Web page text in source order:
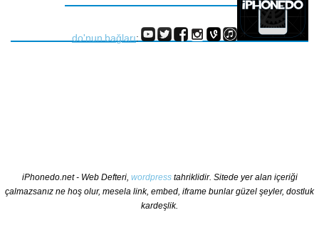
do'nun bağları:
iPhonedo.net - Web Defteri, wordpresstahriklidir. Sitede yer alan içeriği
çalmazsanız ne hoş olur, mesela link, embed, iframe bunlar güzel şeyler, dostluk
kardeşlik.